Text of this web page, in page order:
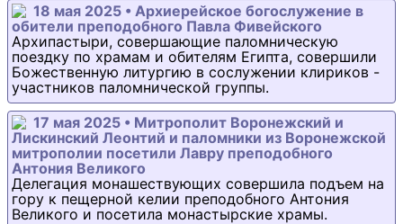
18 мая 2025 • Архиерейское богослужение в
обители преподобного Павла Фивейского
Архипастыри, совершающие паломническую
поездку по храмам и обителям Египта, совершили
Божественную литургию в сослужении клириков -
участников паломнической группы.
17 мая 2025 • Митрополит Воронежский и
Лискинский Леонтий и паломники из Воронежской
митрополии посетили Лавру преподобного
Антония Великого
Делегация монашествующих совершила подъем на
гору к пещерной келии преподобного Антония
Великого и посетила монастырские храмы.